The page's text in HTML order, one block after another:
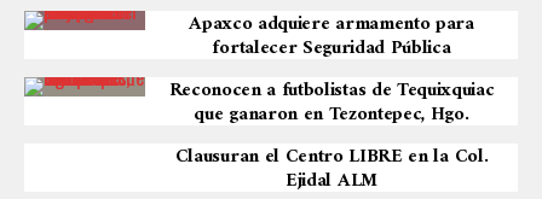
Apaxco adquiere armamento para
fortalecer Seguridad Pública
Reconocen a futbolistas de Tequixquiac
que ganaron en Tezontepec, Hgo.
Clausuran el Centro LIBRE en la Col.
Ejidal ALM